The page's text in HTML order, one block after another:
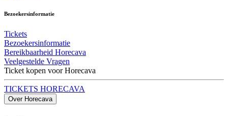
Bezoekersinformatie
Tickets
Bezoekersinformatie
Bereikbaarheid Horecava
Veelgestelde Vragen
Ticket kopen voor Horecava
TICKETS HORECAVA
Over Horecava